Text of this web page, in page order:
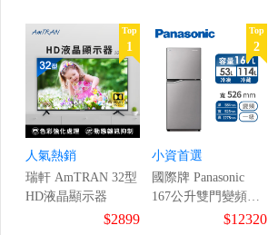
Top
1
人氣熱銷
瑞軒 AmTRAN 32型
HD液晶顯示器
$2899
Top
2
小資首選
國際牌 Panasonic
167公升雙門變頻冰
$12320